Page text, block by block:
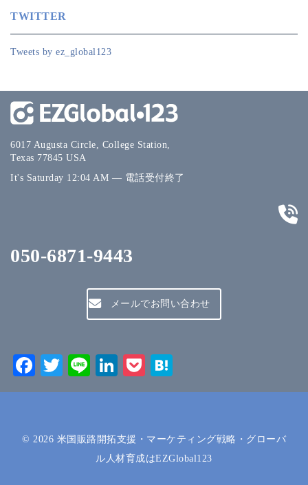
TWITTER
Tweets by ez_global123
6017 Augusta Circle, College Station,
Texas 77845 USA
It's Saturday 12:04 AM — 電話受付終了
050-6871-9443
メールでお問い合わせ
Facebook
Twitter
LineLinkedIn
Pocket
© 2026 米国販路開拓支援・マーケティング戦略・グローバ
ル人材育成はEZGlobal123